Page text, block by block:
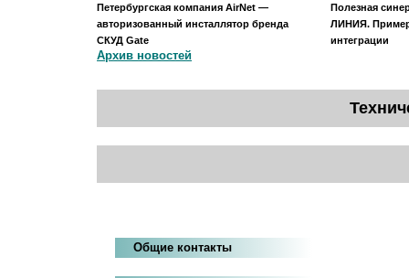
Петербургская компания AirNet —
авторизованный инсталлятор бренда
СКУД Gate
Полезная
ЛИНИЯ.
интеграции
Архив новостей
Общие контакты